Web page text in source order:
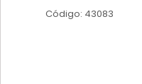
Código: 43083